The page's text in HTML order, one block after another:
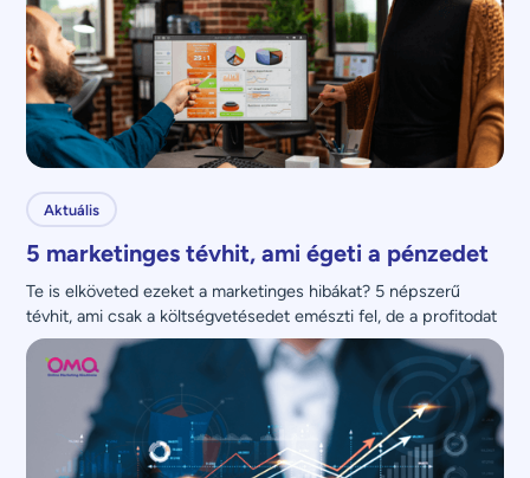
Aktuális
5 marketinges tévhit, ami égeti a pénzedet
Te is elköveted ezeket a marketinges hibákat? 5 népszerű
tévhit, ami csak a költségvetésedet emészti fel, de a profitodat
nem növeli.